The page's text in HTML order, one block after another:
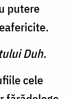
putere
Duh.
cele